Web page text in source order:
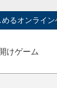
るオンライン
けゲーム